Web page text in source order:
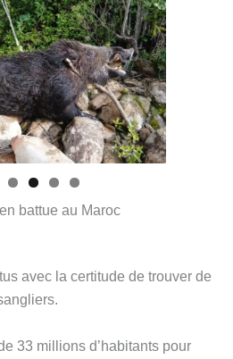
battue au Maroc
avec la certitude de trouver de
33 millions d’habitants pour